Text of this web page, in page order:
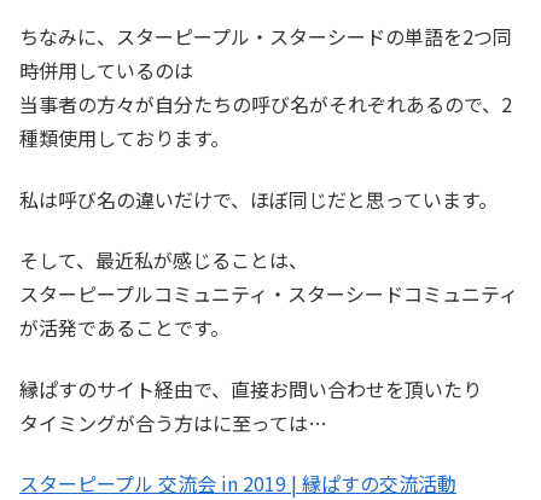
ちなみに、スターピープル・スターシードの単語を2つ同
時併用しているのは
当事者の方々が自分たちの呼び名がそれぞれあるので、2
種類使用しております。
私は呼び名の違いだけで、ほぼ同じだと思っています。
そして、最近私が感じることは、
スターピープルコミュニティ・スターシードコミュニティ
が活発であることです。
縁ぱすのサイト経由で、直接お問い合わせを頂いたり
タイミングが合う方はに至っては…
スターピープル 交流会 in 2019 | 縁ぱすの交流活動